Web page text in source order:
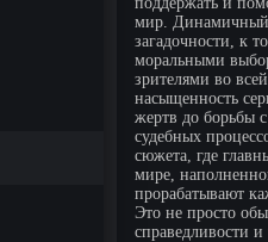
мир. Динамичный
загадочности, к
моральными
зрителями во
насыщенность
жертв до борьбы
судебных
сюжета, где
мире,
прорабатывают
Это не просто
справедливости